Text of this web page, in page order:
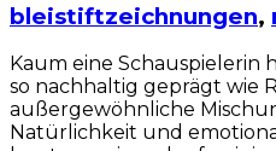
bleistiftzeichnungen,
Kaum eine Schauspielerin
so nachhaltig geprägt wie
außergewöhnliche
Natürlichkeit und